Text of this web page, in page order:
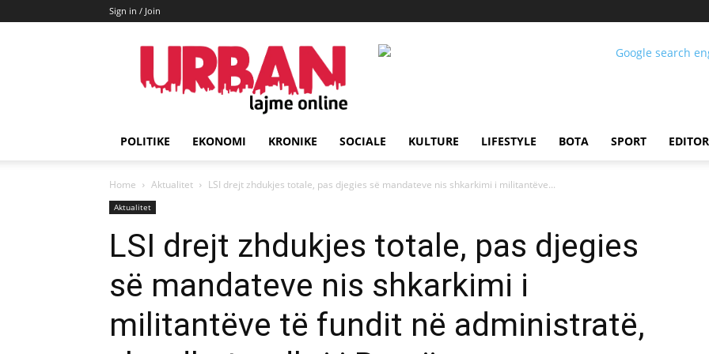
Sign in / Join
URBAN
Lajme
POLITIKE EKONOMI KRONIKE SOCIALE KULTURE LIFESTYLE BOTA SPORT
Home Aktualitet LSI drejt zhdukjes totale, pas djegies së mandateve nis shkarkimi i militantëve...
Aktualitet
LSI drejt zhdukjes totale, pas djegies
së mandateve nis shkarkimi i
militantëve të fundit në administratë,